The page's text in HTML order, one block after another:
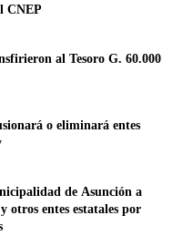
CNEP
al Tesoro G. 60.000
o eliminará entes
de Asunción a
otros entes estatales por